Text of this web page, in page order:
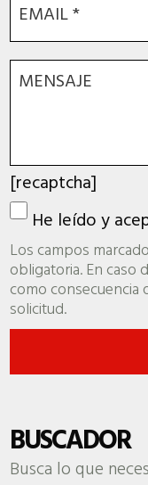
[recaptcha]
He leído y
Los campos
obligatoria. En
como consecuencia
solicitud.
BUSCADOR
Busca lo que